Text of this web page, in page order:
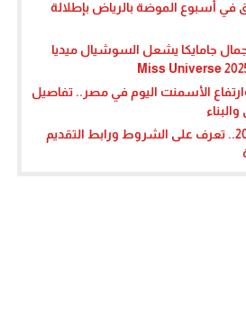
في أسبوع الموضة بالرياض بإطلالة
جامايكا يشعل السوشيال ميديا
الأسمنت اليوم في مصر.. تفاصيل
وظائف بنك مصر 2026.. تعرف على الشروط ورابط التقديم